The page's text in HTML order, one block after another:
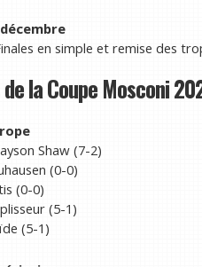
en simple et remise des
de la Coupe Mosconi
Shaw (7-2)
(0-0)
(0-0)
(5-1)
(5-1)